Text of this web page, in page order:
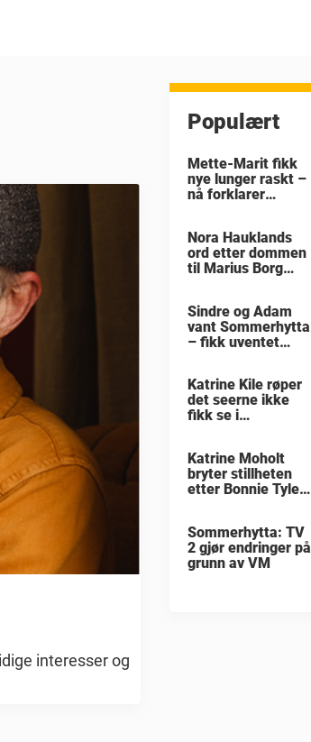
interesser og
Populært
Mette-Marit fikk
nye lunger raskt –
nå forklarer
Nora Hauklands
ord etter dommen
til Marius Borg
Sindre og Adam
vant Sommerhytta
– fikk uventet
Katrine Kile røper
det seerne ikke
fikk se i
Katrine Moholt
bryter stillheten
etter Bonnie Tylers
Sommerhytta: TV
2 gjør endringer på
grunn av VM